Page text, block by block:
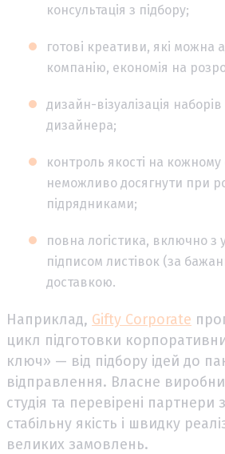
консультація з підбору;
готові креативи, які можна
компанію, економія на
дизайн-візуалізація
дизайнера;
контроль якості на кожному
неможливо досягнути при
підрядниками;
повна логістика, включно з
підписом листівок (за
доставкою.
Наприклад, Gifty Corporate
цикл підготовки
ключ» — від підбору ідей до
відправлення. Власне
студія та перевірені партнери
стабільну якість і швидку
великих замовлень.